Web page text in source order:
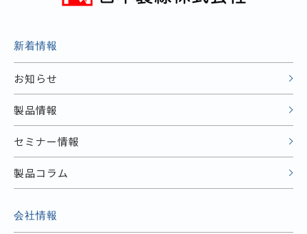
新着情報
お知らせ
製品情報
セミナー情報
製品コラム
会社情報